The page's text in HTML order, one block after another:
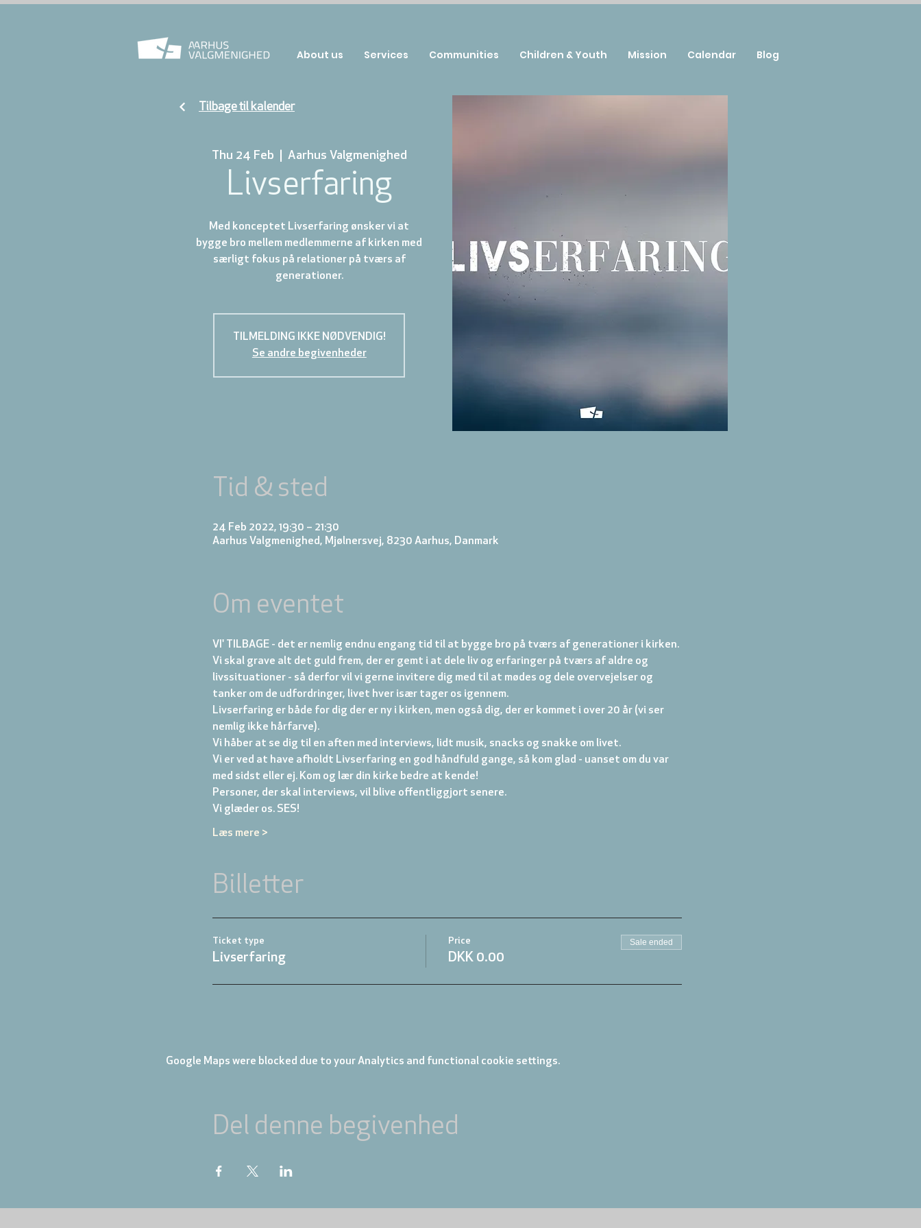
Thu 24 Feb Aarhus Valgmenighed
Livserfaring
Med konceptet Livserfaring ønsker vi at
bygge bro mellem medlemmerne af kirken med
særligt fokus på relationer på tværs af
generationer.
TILMELDING IKKE NØDVENDIG!
Se andre begivenheder
Tid & sted
24 Feb 2022, 19:30 – 21:30
Aarhus Valgmenighed, Mjølnersvej, 8230 Aarhus, Danmark
Om eventet
VI' TILBAGE - det er nemlig endnu engang tid til at bygge bro på tværs af generationer i kirken.
Vi skal grave alt det guld frem, der er gemt i at dele liv og erfaringer på tværs af aldre og
livssituationer - så derfor vil vi gerne invitere dig med til at mødes og dele overvejelser og
tanker om de udfordringer, livet hver især tager os igennem.
Livserfaring er både for dig der er ny i kirken, men også dig, der er kommet i over 20 år (vi ser
nemlig ikke hårfarve).
Vi håber at se dig til en aften med interviews, lidt musik, snacks og snakke om livet.
Vi er ved at have afholdt Livserfaring en god håndfuld gange, så kom glad - uanset om du var
med sidst eller ej. Kom og lær din kirke bedre at kende!
Personer, der skal interviews, vil blive offentliggjort senere.
Vi glæder os. SES!
Læs mere >
Billetter
Ticket type
Livserfaring
Price
DKK 0.00
Sale ended
Google Maps were blocked due to your Analytics and functional cookie settings.
Del denne begivenhed
Tilbage til kalender
About us Services Communities Children & Youth Mission Calendar Blog